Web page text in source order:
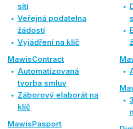
sítí
Veřejná podatelna
žádostí
Vyjádření na klíč
MawisContract
Automatizovaná
tvorba smluv
Záborový elaborát na
klíč
MawisPasport